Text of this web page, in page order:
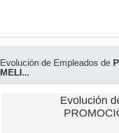
Evolución de Empleados de
MELI...
Evolución